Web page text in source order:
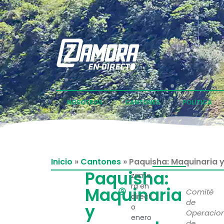
NOSOTROS CANTONES POLÍTICA
Inicio » Cantones » Paquisha: Maquinaria
Paquisha:
Maquinaria
y
zamo
ra en
direct
o
enero
Comité
de